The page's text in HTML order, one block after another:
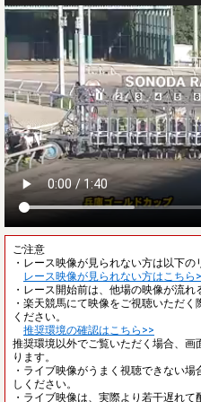
ご注意
・レース映像が見られない方は以下の
レース映像が見られない方はこちら
・レース開始前は、他場の映像が流れ
・楽天競馬にて映像をご視聴いただ
ください。
推奨環境の確認はこちら>>
推奨環境以外でご覧いただく場合、
ります。
・ライブ映像がうまく視聴できない
しください。
・ライブ映像は、実際より若干遅れて